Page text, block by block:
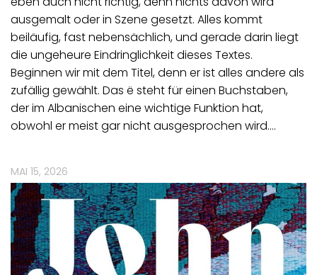
ausgemalt oder in Szene gesetzt. Alles kommt
beiläufig, fast nebensächlich, und gerade darin liegt
die ungeheure Eindringlichkeit dieses Textes.
Beginnen wir mit dem Titel, denn er ist alles andere als
zufällig gewählt. Das ë steht für einen Buchstaben,
der im Albanischen eine wichtige Funktion hat,
obwohl er meist gar nicht ausgesprochen wird.…
MAI 15, 2026